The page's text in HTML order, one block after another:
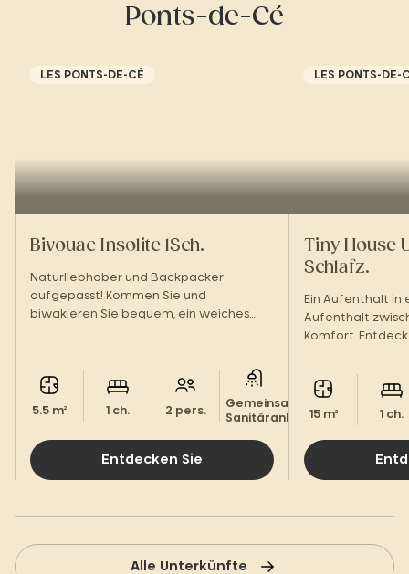
Ponts-de-Cé
LES PONTS-DE-CÉ
Bivouac Insolite 1Sch.
Naturliebhaber und Backpacker
aufgepasst! Kommen Sie und
biwakieren Sie bequem, ein weiches
5.5 m² 1 ch. 2 pers.
Gemeinsame
Sanitäranlagen
Entdecken Sie
LES PONTS-DE-
Tiny House
Schlafz.
Ein Aufenthalt in
Aufenthalt
Komfort.
15 m² 1 ch.
Alle Unterkünfte